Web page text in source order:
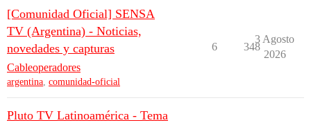
[Comunidad Oficial] SENSA
TV (Argentina) - Noticias,
novedades y capturas
Cableoperadores
argentina, comunidad-oficial
6 348
3 Agosto
2026
Pluto TV Latinoamérica - Tema